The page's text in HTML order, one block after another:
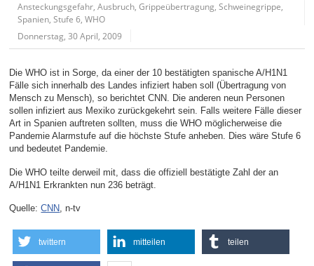
Ansteckungsgefahr ,Ausbruch ,Grippeübertragung ,Schweinegrippe
Spanien ,Stufe 6 ,WHO
Donnerstag, 30 April, 2009
Die WHO ist in Sorge, da einer der 10 bestätigten spanische A/H1N1
Fälle sich innerhalb des Landes infiziert haben soll (Übertragung von
Mensch zu Mensch), so berichtet CNN. Die anderen neun Personen
sollen infiziert aus Mexiko zurückgekehrt sein. Falls weitere Fälle dieser
Art in Spanien auftreten sollten, muss die WHO möglicherweise die
Pandemie Alarmstufe auf die höchste Stufe anheben. Dies wäre Stufe 6
und bedeutet Pandemie.
Die WHO teilte derweil mit, dass die offiziell bestätigte Zahl der an
A/H1N1 Erkrankten nun 236 beträgt.
Quelle:CNN, n-tv
twittern mitteilen teilen